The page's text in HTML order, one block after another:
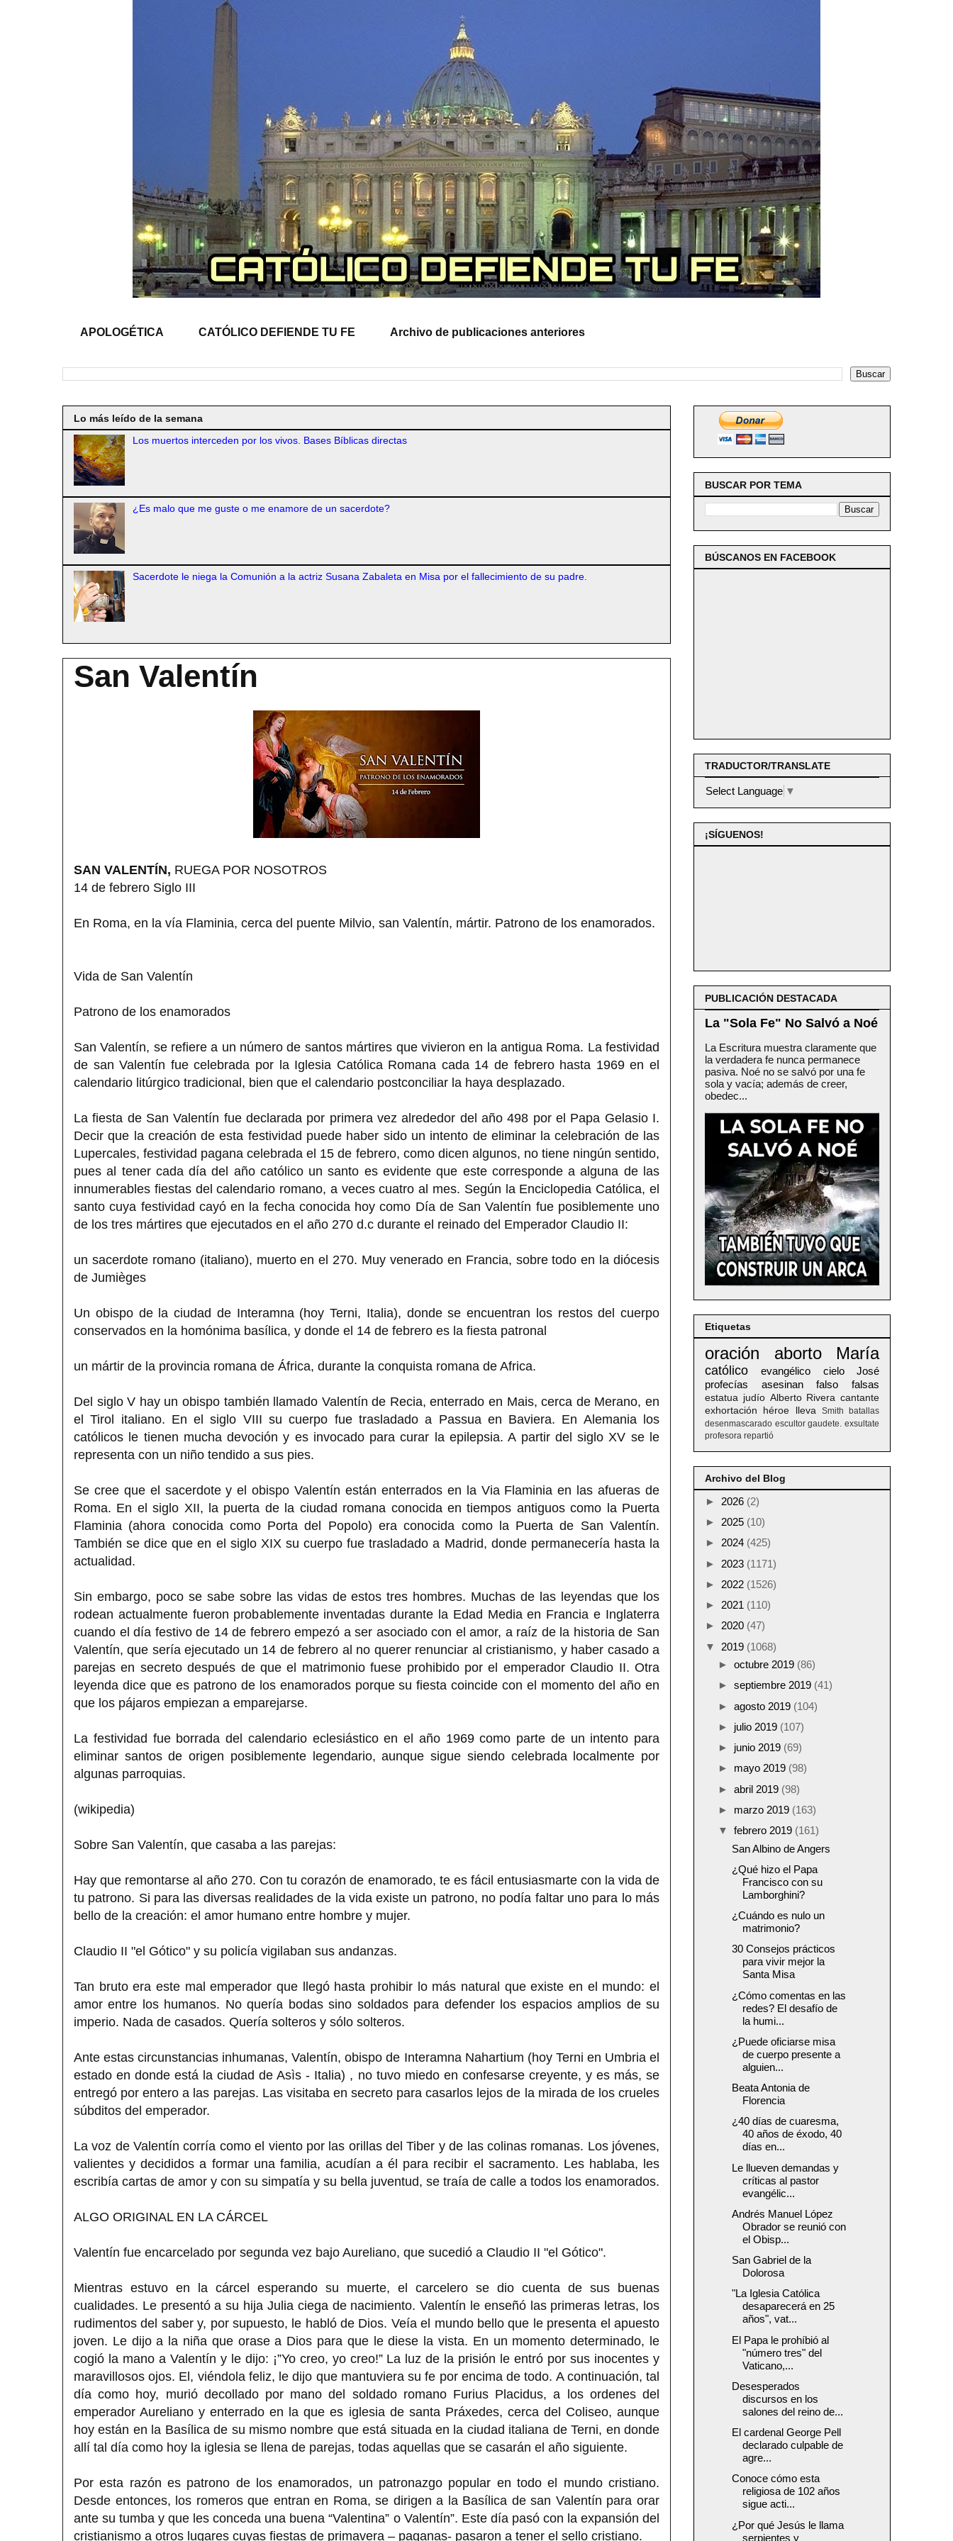
APOLOGÉTICA CATÓLICO DEFIENDE TU FE Archivo de publicaciones anteriores
Lo más leído de la semana
Los muertos interceden por los vivos. Bases Bíblicas directas
¿Es malo que me guste o me enamore de un sacerdote?
Sacerdote le niega la Comunión a la actriz Susana Zabaleta en Misa por el fallecimiento de su padre.
San Valentín
SAN VALENTÍN, RUEGA POR NOSOTROS
14 de febrero Siglo III
En Roma, en la vía Flaminia, cerca del puente Milvio, san Valentín, mártir. Patrono de los enamorados.
Vida de San Valentín
Patrono de los enamorados
San Valentín, se refiere a un número de santos mártires que vivieron en la antigua Roma. La festividad
de san Valentín fue celebrada por la Iglesia Católica Romana cada 14 de febrero hasta 1969 en el
calendario litúrgico tradicional, bien que el calendario postconciliar la haya desplazado.
La fiesta de San Valentín fue declarada por primera vez alrededor del año 498 por el Papa Gelasio I.
Decir que la creación de esta festividad puede haber sido un intento de eliminar la celebración de las
Lupercales, festividad pagana celebrada el 15 de febrero, como dicen algunos, no tiene ningún sentido,
pues al tener cada día del año católico un santo es evidente que este corresponde a alguna de las
innumerables fiestas del calendario romano, a veces cuatro al mes. Según la Enciclopedia Católica, el
santo cuya festividad cayó en la fecha conocida hoy como Día de San Valentín fue posiblemente uno
de los tres mártires que ejecutados en el año 270 d.c durante el reinado del Emperador Claudio II:
un sacerdote romano (italiano), muerto en el 270. Muy venerado en Francia, sobre todo en la diócesis
de Jumièges
Un obispo de la ciudad de Interamna (hoy Terni, Italia), donde se encuentran los restos del cuerpo
conservados en la homónima basílica, y donde el 14 de febrero es la fiesta patronal
un mártir de la provincia romana de África, durante la conquista romana de Africa.
Del siglo V hay un obispo también llamado Valentín de Recia, enterrado en Mais, cerca de Merano, en
el Tirol italiano. En el siglo VIII su cuerpo fue trasladado a Passua en Baviera. En Alemania los
católicos le tienen mucha devoción y es invocado para curar la epilepsia. A partir del siglo XV se le
representa con un niño tendido a sus pies.
Se cree que el sacerdote y el obispo Valentín están enterrados en la Via Flaminia en las afueras de
Roma. En el siglo XII, la puerta de la ciudad romana conocida en tiempos antiguos como la Puerta
Flaminia (ahora conocida como Porta del Popolo) era conocida como la Puerta de San Valentín.
También se dice que en el siglo XIX su cuerpo fue trasladado a Madrid, donde permanecería hasta la
actualidad.
Sin embargo, poco se sabe sobre las vidas de estos tres hombres. Muchas de las leyendas que los
rodean actualmente fueron probablemente inventadas durante la Edad Media en Francia e Inglaterra
cuando el día festivo de 14 de febrero empezó a ser asociado con el amor, a raíz de la historia de San
Valentín, que sería ejecutado un 14 de febrero al no querer renunciar al cristianismo, y haber casado a
parejas en secreto después de que el matrimonio fuese prohibido por el emperador Claudio II. Otra
leyenda dice que es patrono de los enamorados porque su fiesta coincide con el momento del año en
que los pájaros empiezan a emparejarse.
La festividad fue borrada del calendario eclesiástico en el año 1969 como parte de un intento para
eliminar santos de origen posiblemente legendario, aunque sigue siendo celebrada localmente por
algunas parroquias.
(wikipedia)
Sobre San Valentín, que casaba a las parejas:
Hay que remontarse al año 270. Con tu corazón de enamorado, te es fácil entusiasmarte con la vida de
tu patrono. Si para las diversas realidades de la vida existe un patrono, no podía faltar uno para lo más
bello de la creación: el amor humano entre hombre y mujer.
Claudio II "el Gótico" y su policía vigilaban sus andanzas.
Tan bruto era este mal emperador que llegó hasta prohibir lo más natural que existe en el mundo: el
amor entre los humanos. No quería bodas sino soldados para defender los espacios amplios de su
imperio. Nada de casados. Quería solteros y sólo solteros.
Ante estas circunstancias inhumanas, Valentín, obispo de Interamna Nahartium (hoy Terni en Umbria el
estado en donde está la ciudad de Asìs - Italia) , no tuvo miedo en confesarse creyente, y es más, se
entregó por entero a las parejas. Las visitaba en secreto para casarlos lejos de la mirada de los crueles
súbditos del emperador.
La voz de Valentín corría como el viento por las orillas del Tiber y de las colinas romanas. Los jóvenes,
valientes y decididos a formar una familia, acudían a él para recibir el sacramento. Les hablaba, les
escribía cartas de amor y con su simpatía y su bella juventud, se traía de calle a todos los enamorados.
ALGO ORIGINAL EN LA CÁRCEL
Valentín fue encarcelado por segunda vez bajo Aureliano, que sucedió a Claudio II "el Gótico".
Mientras estuvo en la cárcel esperando su muerte, el carcelero se dio cuenta de sus buenas
cualidades. Le presentó a su hija Julia ciega de nacimiento. Valentín le enseñó las primeras letras, los
rudimentos del saber y, por supuesto, le habló de Dios. Veía el mundo bello que le presenta el apuesto
joven. Le dijo a la niña que orase a Dios para que le diese la vista. En un momento determinado, le
cogió la mano a Valentín y le dijo: ¡”Yo creo, yo creo!” La luz de la prisión le entró por sus inocentes y
maravillosos ojos. El, viéndola feliz, le dijo que mantuviera su fe por encima de todo. A continuación, tal
día como hoy, murió decollado por mano del soldado romano Furius Placidus, a los ordenes del
emperador Aureliano y enterrado en la que es iglesia de santa Práxedes, cerca del Coliseo, aunque
hoy están en la Basílica de su mismo nombre que está situada en la ciudad italiana de Terni, en donde
allí tal día como hoy la iglesia se llena de parejas, todas aquellas que se casarán el año siguiente.
Por esta razón es patrono de los enamorados, un patronazgo popular en todo el mundo cristiano.
Desde entonces, los romeros que entran en Roma, se dirigen a la Basílica de san Valentín para orar
ante su tumba y que les conceda una buena “Valentina” o Valentín”. Este día pasó con la expansión del
cristianismo a otros lugares cuyas fiestas de primavera – paganas- pasaron a tener el sello cristiano.
BUSCAR POR TEMA
BÚSCANOS EN FACEBOOK
TRADUCTOR/TRANSLATE
Select Language ▼
¡SÍGUENOS!
PUBLICACIÓN DESTACADA
La "Sola Fe" No Salvó a Noé
La Escritura muestra claramente que
la verdadera fe nunca permanece
pasiva. Noé no se salvó por una fe
sola y vacía; además de creer,
obedec...
Etiquetas
oración aborto María
católico evangélico cielo
José
profecías
asesinan falso falsas
estatua judío Alberto Rivera cantante
exhortación
héroe lleva Smith
batallas
desenmascarado escultor gaudete. exsultate
profesora repartió
Archivo del Blog
► 2026 (2)
► 2025 (10)
► 2024 (425)
► 2023 (1171)
► 2022 (1526)
► 2021 (110)
► 2020 (47)
▼ 2019 (1068)
► octubre 2019 (86)
► septiembre 2019 (41)
► agosto 2019 (104)
► julio 2019 (107)
► junio 2019 (69)
► mayo 2019 (98)
► abril 2019 (98)
► marzo 2019 (163)
▼ febrero 2019 (161)
San Albino de Angers
¿Qué hizo el Papa
Francisco con su
Lamborghini?
¿Cuándo es nulo un
matrimonio?
30 Consejos prácticos
para vivir mejor la
Santa Misa
¿Cómo comentas en las
redes? El desafío de
la humi...
¿Puede oficiarse misa
de cuerpo presente a
alguien...
Beata Antonia de
Florencia
¿40 días de cuaresma,
40 años de éxodo, 40
días en...
Le llueven demandas y
críticas al pastor
evangélic...
Andrés Manuel López
Obrador se reunió con
el Obisp...
San Gabriel de la
Dolorosa
"La Iglesia Católica
desaparecerá en 25
años", vat...
El Papa le prohíbió al
"número tres" del
Vaticano,...
Desesperados
discursos en los
salones del reino de...
El cardenal George Pell
declarado culpable de
agre...
Conoce cómo esta
religiosa de 102 años
sigue acti...
¿Por qué Jesús le llama
serpientes y